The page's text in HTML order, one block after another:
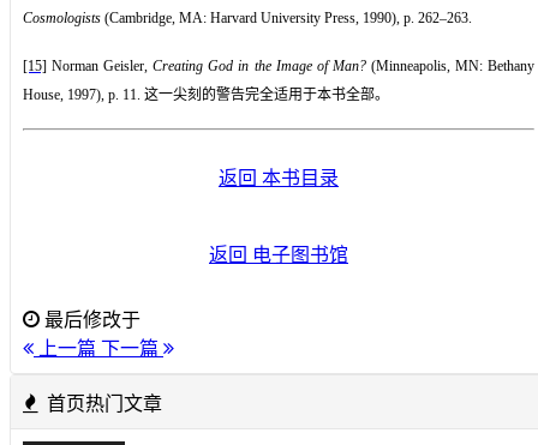
Cosmologists (Cambridge, MA: Harvard University Press, 1990), p. 262–263.
[15] Norman Geisler,Creating God in the Image of Man?(Minneapolis, MN: Bethany
House, 1997), p. 11. 这一尖刻的警告完全适用于本书全部。
返回 本书目录
返回 电子图书馆
最后修改于
上一篇 下一篇
首页热门文章